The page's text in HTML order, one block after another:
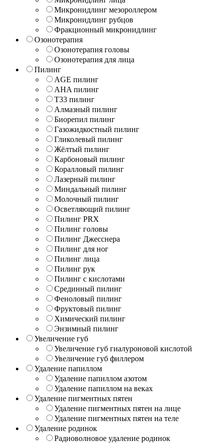
Микронидлинг мезороллером
Микронидлинг рубцов
Фракционный микронидлинг
Озонотерапия
Озонотерапия головы
Озонотерапия для лица
Пилинг
AGE пилинг
AHA пилинг
T33 пилинг
Алмазный пилинг
Биорепил пилинг
Газожидкостный пилинг
Гликолевый пилинг
Жёлтый пилинг
Карбоновый пилинг
Коралловый пилинг
Лазерный пилинг
Миндальный пилинг
Молочный пилинг
Осветляющий пилинг
Пилинг PRX
Пилинг головы
Пилинг Джесснера
Пилинг для ног
Пилинг лица
Пилинг рук
Пилинг с кислотами
Срединный пилинг
Феноловый пилинг
Фруктовый пилинг
Химический пилинг
Энзимный пилинг
Увеличение губ
Увеличение губ гиалуроновой кислотой
Увеличение губ филлером
Удаление папиллом
Удаление папиллом азотом
Удаление папиллом на веках
Удаление пигментных пятен
Удаление пигментных пятен на лице
Удаление пигментных пятен на теле
Удаление родинок
Радиоволновое удаление родинок